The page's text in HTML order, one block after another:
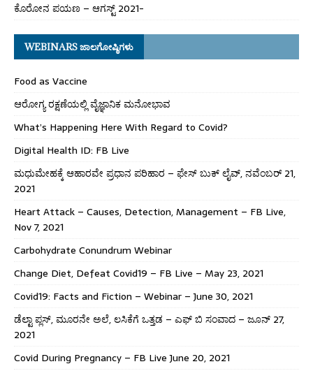
ಕೊರೋನ ಪಯಣ – ಆಗಸ್ಟ್ 2021-
WEBINARS ಜಾಲಗೋಷ್ಠಿಗಳು
Food as Vaccine
ಆರೋಗ್ಯ ರಕ್ಷಣೆಯಲ್ಲಿ ವೈಜ್ಞಾನಿಕ ಮನೋಭಾವ
What’s Happening Here With Regard to Covid?
Digital Health ID: FB Live
ಮಧುಮೇಹಕ್ಕೆ ಆಹಾರವೇ ಪ್ರಧಾನ ಪರಿಹಾರ – ಫೇಸ್ ಬುಕ್ ಲೈವ್, ನವೆಂಬರ್ 21,
2021
Heart Attack – Causes, Detection, Management – FB Live,
Nov 7, 2021
Carbohydrate Conundrum Webinar
Change Diet, Defeat Covid19 – FB Live – May 23, 2021
Covid19: Facts and Fiction – Webinar – June 30, 2021
ಡೆಲ್ಟಾ ಪ್ಲಸ್, ಮೂರನೇ ಅಲೆ, ಲಸಿಕೆಗೆ ಒತ್ತಡ – ಎಫ್ ಬಿ ಸಂವಾದ – ಜೂನ್ 27,
2021
Covid During Pregnancy – FB Live June 20, 2021